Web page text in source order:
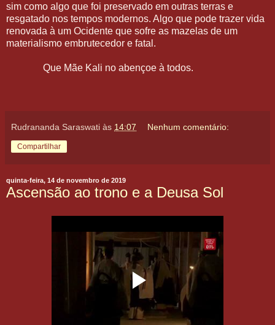
sim como algo que foi preservado em outras terras e
resgatado nos tempos modernos. Algo que pode trazer vida
renovada à um Ocidente que sofre as mazelas de um
materialismo embrutecedor e fatal.
Que Mãe Kali no abençoe à todos.
Rudrananda Saraswati às 14:07 Nenhum comentário:
Compartilhar
quinta-feira, 14 de novembro de 2019
Ascensão ao trono e a Deusa Sol